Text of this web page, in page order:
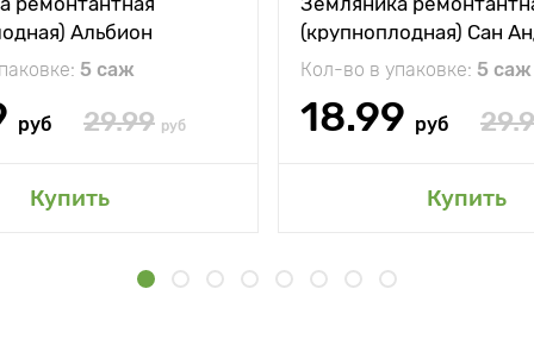
Альбион
5 саж
руб 29.99 руб
Купить
(крупноплодная) Сан
Кол-во в упаковке: 5 саж
18.99 руб
Купить